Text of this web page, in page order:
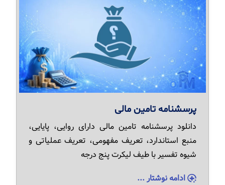
پرسشنامه تامین مالی
دانلود پرسشنامه تامین مالی دارای روایی، پایایی،
منبع استاندارد، تعریف مفهومی، تعریف عملیاتی و
شیوه تفسیر با طیف لیکرت پنج درجه
ادامه نوشتار ...